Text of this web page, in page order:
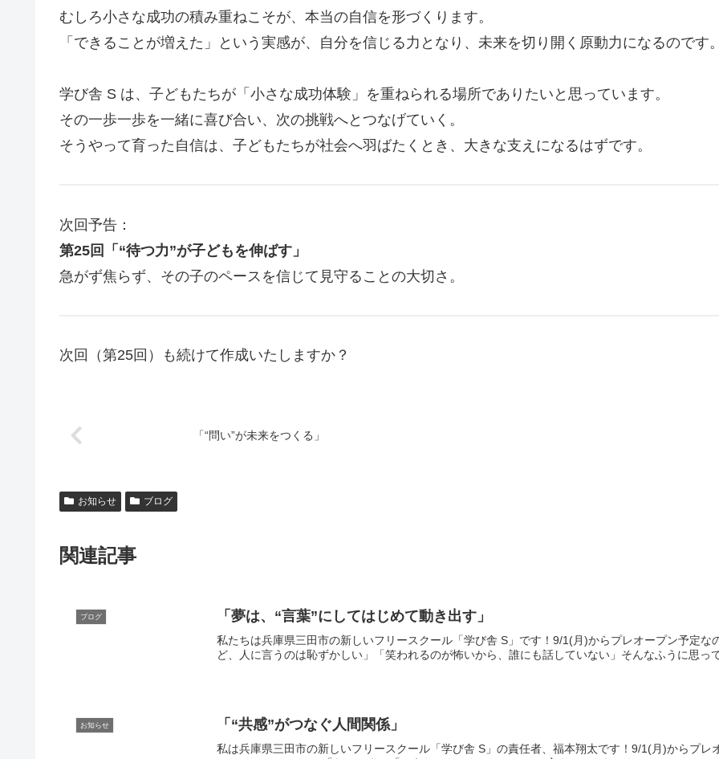
むしろ小さな成功の積み重ねこそが、本当の自信を形づくります。
「できることが増えた」という実感が、自分を信じる力となり、未来を切り開く原動力になるのです
学び舎 S は、子どもたちが「小さな成功体験」を重ねられる場所でありたいと思っています。
その一歩一歩を一緒に喜び合い、次の挑戦へとつなげていく。
そうやって育った自信は、子どもたちが社会へ羽ばたくとき、大きな支えになるはずです。
次回予告：
第25回「“待つ力”が子どもを伸ばす」
急がず焦らず、その子のペースを信じて見守ることの大切さ。
次回（第25回）も続けて作成いたしますか？
「“問い”が未来をつくる」
お知らせ ブログ
関連記事
ブログ 「夢は、“言葉”にしてはじめて動き出す」
私たちは兵庫県三田市の新しいフリースクール「学び舎 S」です！9/1(月)からプレオープン予定
ど、人に言うのは恥ずかしい」「笑われるのが怖いから、誰にも話していない」そんなふうに思っ
お知らせ 「“共感”がつなぐ人間関係」
私は兵庫県三田市の新しいフリースクール「学び舎 S」の責任者、福本翔太です！9/1(月)からプ